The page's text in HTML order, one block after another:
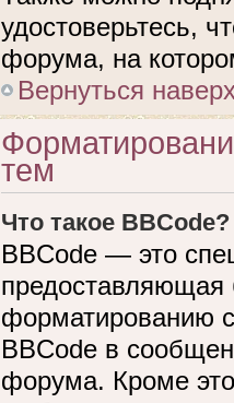
удостоверьтесь,
форума, на
Вернуться
тем
Что такое BBCode?
BBCode — это
предоставляющая
форматированию
BBCode в
форума. Кроме